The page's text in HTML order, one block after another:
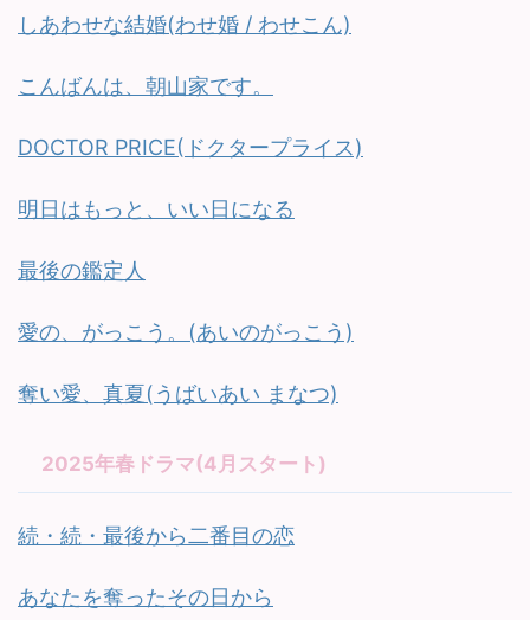
しあわせな結婚(わせ婚 / わせこん)
こんばんは、朝山家です。
DOCTOR PRICE(ドクタープライス)
明日はもっと、いい日になる
最後の鑑定人
愛の、がっこう。(あいのがっこう)
奪い愛、真夏(うばいあい まなつ)
2025年春ドラマ(4月スタート)
続・続・最後から二番目の恋
あなたを奪ったその日から